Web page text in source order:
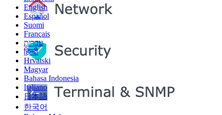
English
Español
Suomi
Français
עברית
हिन्दी
Hrvatski
Magyar
Bahasa Indonesia
Italiano
日本語
한국어